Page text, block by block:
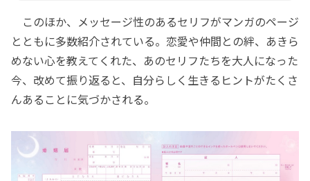
このほか、メッセージ性のあるセリフがマンガのページ
とともに多数紹介されている。恋愛や仲間との絆、あきら
めない心を教えてくれた、あのセリフたちを大人になった
今、改めて振り返ると、自分らしく生きるヒントがたくさ
んあることに気づかされる。